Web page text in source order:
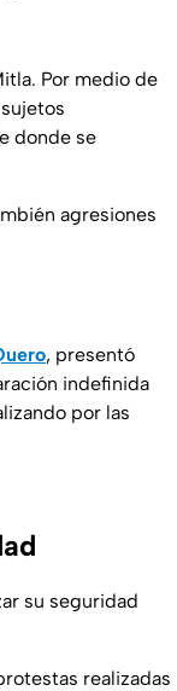
Por medio de
donde se
agresiones
, presentó
indefinida
por las
su seguridad
realizadas